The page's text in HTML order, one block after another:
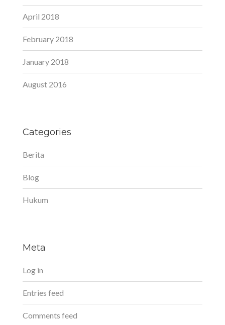
April 2018
February 2018
January 2018
August 2016
Categories
Berita
Blog
Hukum
Meta
Log in
Entries feed
Comments feed